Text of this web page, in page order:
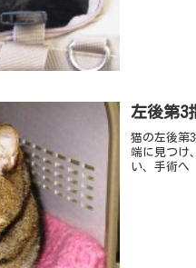
左後第3
猫の左後第
端に見つけ
い、手術へ